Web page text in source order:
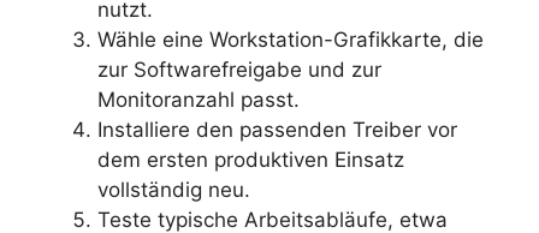
nutzt.
Wähle eine Workstation-Grafikkarte, die
zur Softwarefreigabe und zur
Monitoranzahl passt.
Installiere den passenden Treiber vor
dem ersten produktiven Einsatz
vollständig neu.
Teste typische Arbeitsabläufe, etwa